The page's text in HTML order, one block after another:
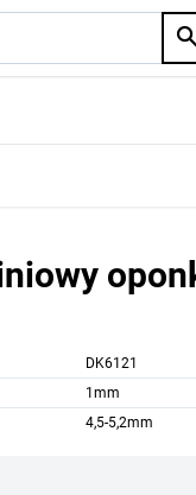
DK6121
1mm
4,5-5,2mm